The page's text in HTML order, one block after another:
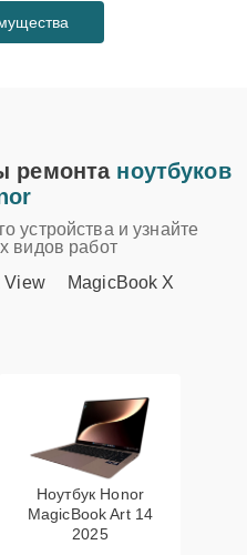
ремонта ноутбуков
устройства и узнайте
видов работ
View
MagicBook X
Ноутбук Honor
MagicBook Art 14
2025